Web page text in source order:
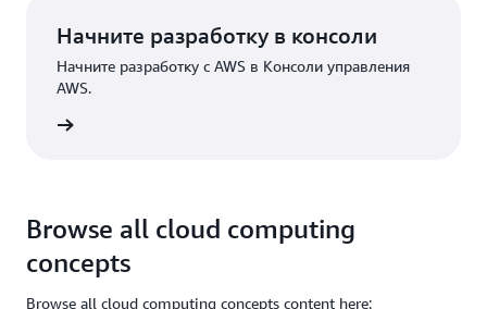
Начните разработку в консоли
Начните разработку с AWS в Консоли управления
AWS.
Browse all cloud computing
concepts
Browse all cloud computing concepts content here: